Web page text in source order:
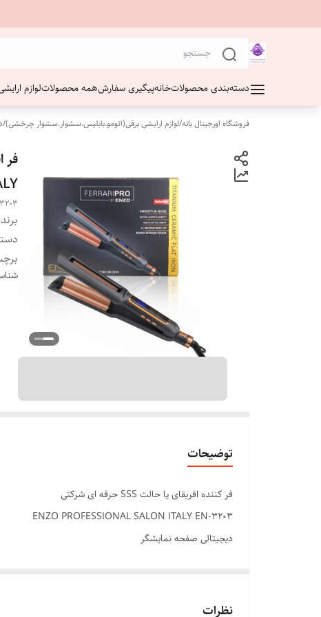
دسته‌بندی محصولاتخانهپیگیری سفارشهمه محصولاتلوازم
فروشگاه اورجینال بانه/لوازم ارایشی برقی(اتومو.بابلیس.سشوار.سشوار چرخشی)/
توضیحات
فر کننده افریقای یا حالت SSS حرفه ای شرکتی
ENZO PROFESSIONAL SALON ITALY EN-3203
دیجیتالی صفحه نمایشگر
حالت دهنده دایمی مو
نظرات